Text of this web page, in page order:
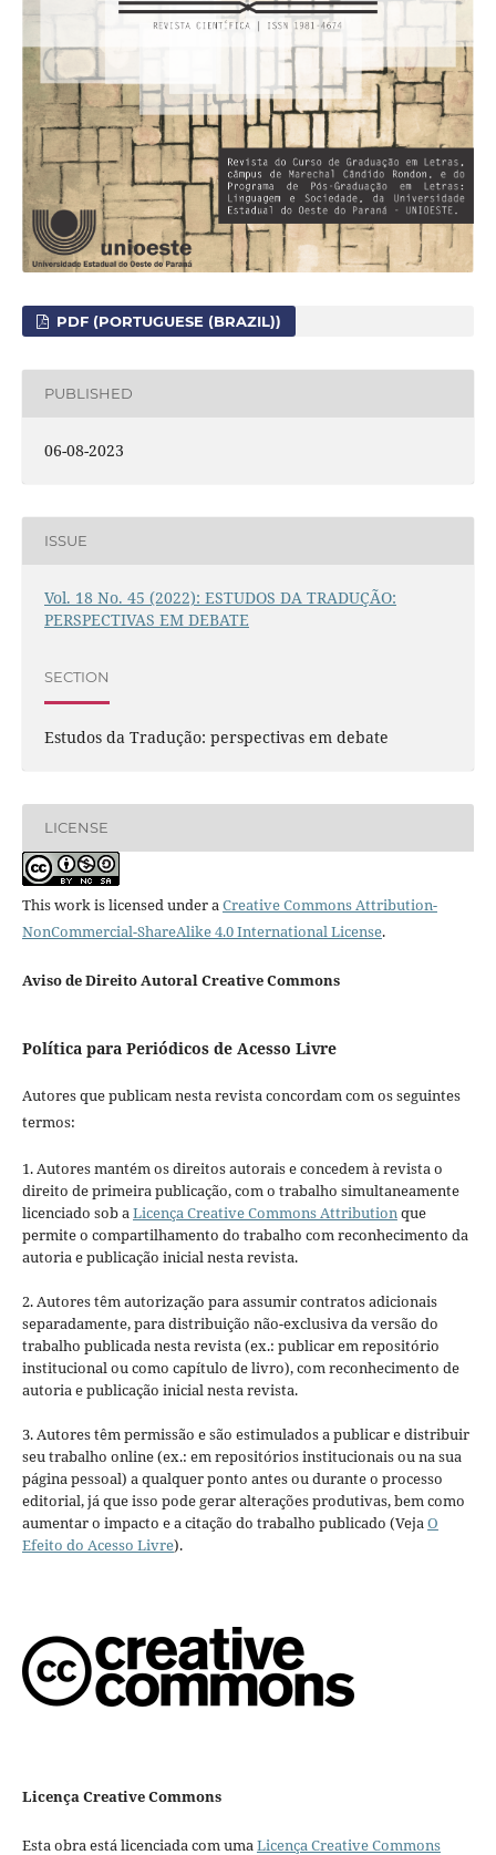
PDF (PORTUGUESE (BRAZIL))
PUBLISHED
06-08-2023
ISSUE
Vol. 18 No. 45 (2022): ESTUDOS DA TRADUÇÃO:
PERSPECTIVAS EM DEBATE
SECTION
Estudos da Tradução: perspectivas em debate
LICENSE
This work is licensed under aCreative Commons Attribution-
NonCommercial-ShareAlike 4.0 International License.
Aviso de Direito Autoral Creative Commons
Política para Periódicos de Acesso Livre
Autores que publicam nesta revista concordam com os seguintes
termos:
1. Autores mantém os direitos autorais e concedem à revista o
direito de primeira publicação, com o trabalho simultaneamente
licenciado sob aLicença Creative Commons Attributionque
permite o compartilhamento do trabalho com reconhecimento da
autoria e publicação inicial nesta revista.
2. Autores têm autorização para assumir contratos adicionais
separadamente, para distribuição não-exclusiva da versão do
trabalho publicada nesta revista (ex.: publicar em repositório
institucional ou como capítulo de livro), com reconhecimento de
autoria e publicação inicial nesta revista.
3. Autores têm permissão e são estimulados a publicar e distribuir
seu trabalho online (ex.: em repositórios institucionais ou na sua
página pessoal) a qualquer ponto antes ou durante o processo
editorial, já que isso pode gerar alterações produtivas, bem como
aumentar o impacto e a citação do trabalho publicado (VejaO
Efeito do Acesso Livre).
Licença Creative Commons
Esta obra está licenciada com umaLicença Creative Commons